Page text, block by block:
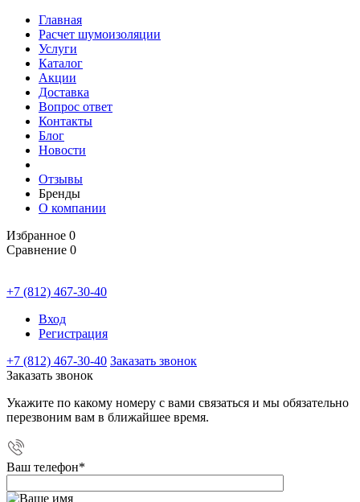
Главная
Расчет шумоизоляции
Услуги
Каталог
Акции
Доставка
Вопрос ответ
Контакты
Блог
Новости
Отзывы
Бренды
О компании
Избранное 0
Сравнение 0
+7 (812) 467-30-40
Вход
Регистрация
+7 (812) 467-30-40 Заказать звонок
Заказать звонок
Укажите по какому номеру с вами связаться и мы обязательно
перезвоним вам в ближайшее время.
Ваш телефон*